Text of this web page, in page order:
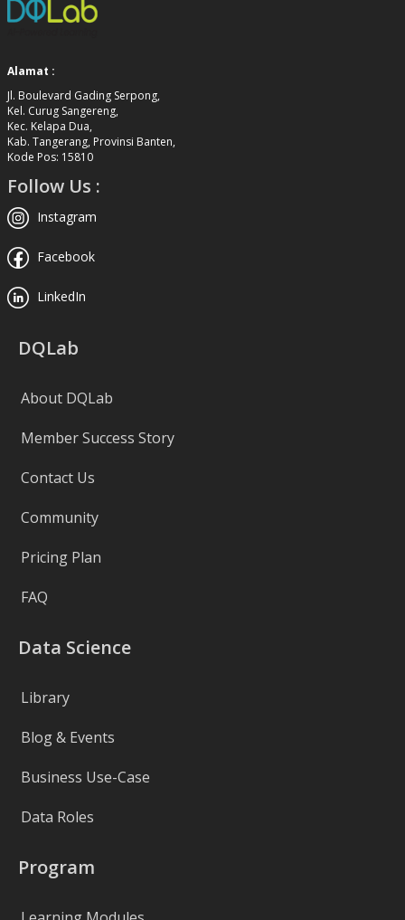
Alamat :
Jl. Boulevard Gading Serpong,
Kel. Curug Sangereng,
Kec. Kelapa Dua,
Kab. Tangerang, Provinsi Banten,
Kode Pos: 15810
Follow Us :
Instagram
Facebook
LinkedIn
DQLab
About DQLab
Member Success Story
Contact Us
Community
Pricing Plan
FAQ
Data Science
Library
Blog & Events
Business Use-Case
Data Roles
Program